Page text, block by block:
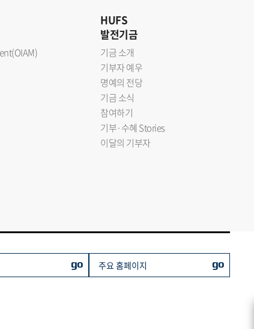
HUFS
발전기금
기금 소개
기부자 예우
명예의 전당
기금 소식
참여하기
기부·수혜 Stories
이달의 기부자
go 주요 홈페이지 go